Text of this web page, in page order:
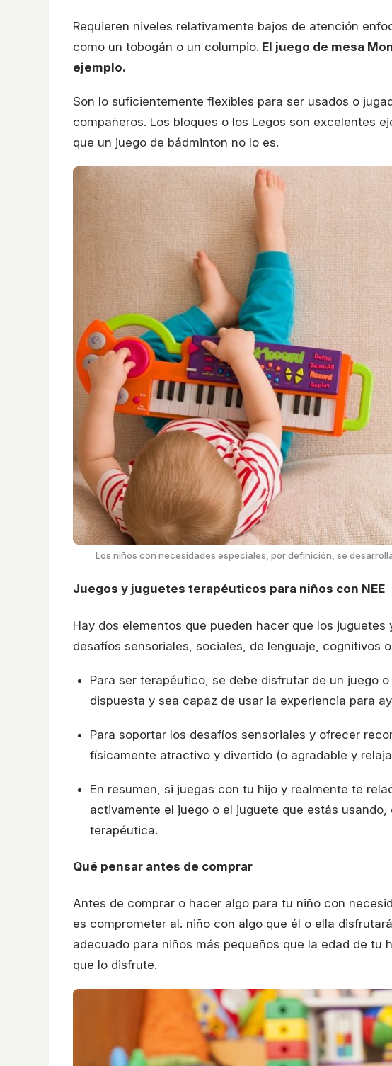
Requieren niveles relativamente bajos de atención
como un tobogán o un columpio. El juego de mesa
ejemplo.
Son lo suficientemente flexibles para ser usados o
compañeros. Los bloques o los Legos son excelentes
que un juego de bádminton no lo es.
Los niños con necesidades especiales, por definición, se
Juegos y juguetes terapéuticos para niños con NEE
Hay dos elementos que pueden hacer que los
desafíos sensoriales, sociales, de lenguaje, cognitivos
Para ser terapéutico, se debe disfrutar de un juego
dispuesta y sea capaz de usar la experiencia para
Para soportar los desafíos sensoriales y ofrecer
físicamente atractivo y divertido (o agradable y
En resumen, si juegas con tu hijo y realmente te
activamente el juego o el juguete que estás
terapéutica.
Qué pensar antes de comprar
Antes de comprar o hacer algo para tu niño con
es comprometer al. niño con algo que él o ella
adecuado para niños más pequeños que la edad de tu
que lo disfrute.